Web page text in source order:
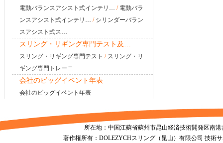
電動バランスアシスト式インテリ… / 電動バラ
ンスアシスト式インテリ… / シリンダーバラン
スアシスト式ス…
スリング・リギング専門テスト及…
スリング・リギング専門テスト / スリング・リ
ギング専門トレーニ…
会社のビッグイベント年表
会社のビッグイベント年表
所在地：中国江蘇省蘇州市昆山経済技術開発区南港
著作権所有：DOLEZYCHスリング（昆山）有限公司 技術